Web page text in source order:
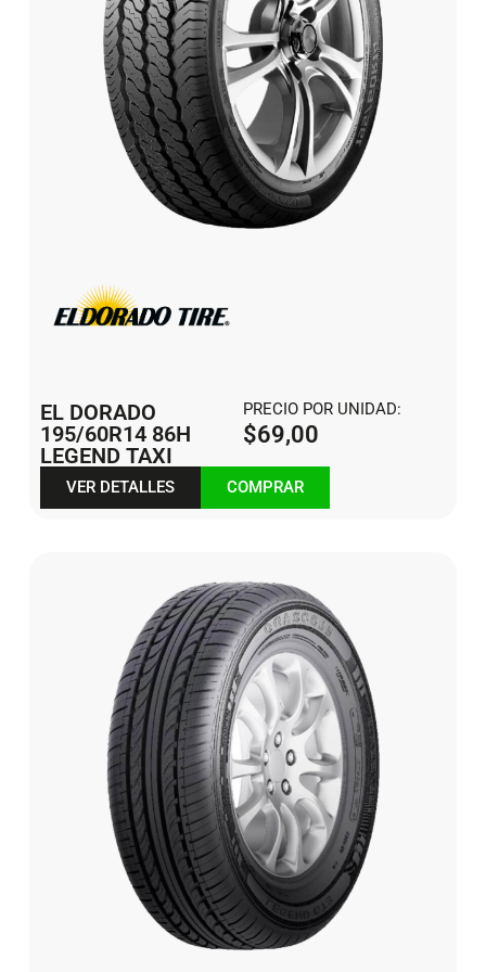
EL DORADO
195/60R14 86H
LEGEND TAXI
PRECIO POR UNIDAD:
$69,00
VER DETALLES COMPRAR